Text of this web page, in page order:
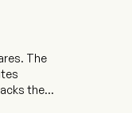
The
the